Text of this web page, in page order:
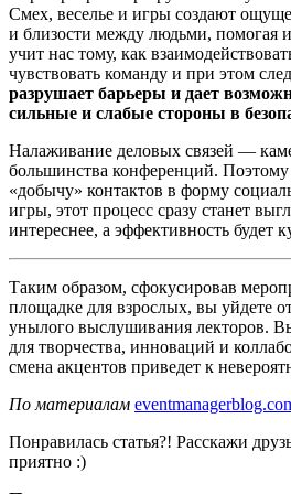
Смех, веселье и игры создают
и близости между людьми, помогая
учит нас тому, как
чувствовать команду и при этом
разрушает барьеры и дает
сильные и слабые стороны в
Налаживание деловых связей —
большинства конференций.
«добычу» контактов в форму
игры, этот процесс сразу станет
интереснее, а эффективность будет
Таким образом, сфокусировав
площадке для взрослых, вы уйдете
унылого выслушивания лекторов.
для творчества, инноваций и
смена акцентов приведет к
По материалам
Понравилась статья?! Расскажи
приятно :)